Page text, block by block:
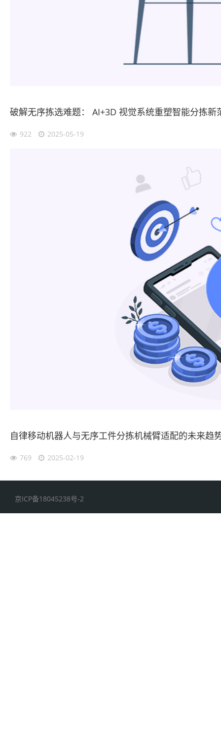
破解无序拣选难题： AI+3D 视觉系统重塑智能分拣新
922 2025-05-19
自律移动机器人与无序工件分拣机械臂适配的未来趋
769 2025-02-19
京ICP备18045238号-2